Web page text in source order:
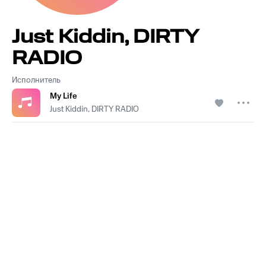
Исполнитель
Just Kiddin, DIRTY
RADIO
My Life
Just Kiddin, DIRTY RADIO